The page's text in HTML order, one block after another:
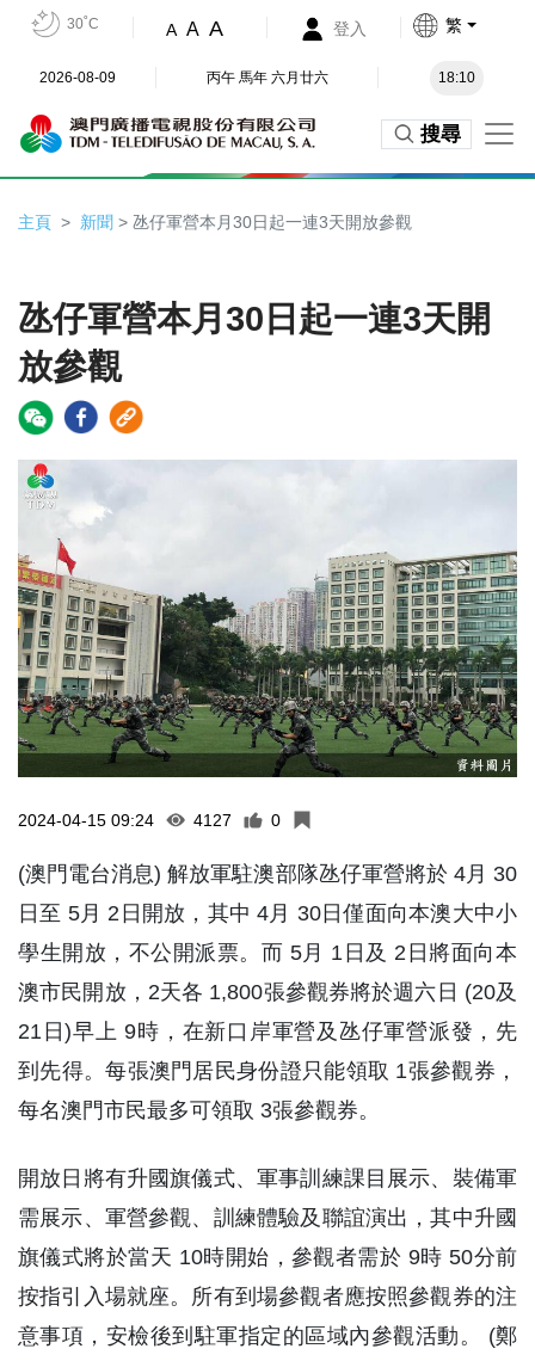
30˚C A A A 登入 繁
2026-08-09 丙午 馬年 六月廿六 18:10
搜尋
主頁 新聞 > 氹仔軍營本月30日起一連3天開放參觀
氹仔軍營本月30日起一連3天開
放參觀
2024-04-15 09:24 4127 0
(澳門電台消息) 解放軍駐澳部隊氹仔軍營將於 4月 30
日至 5月 2日開放，其中 4月 30日僅面向本澳大中小
學生開放，不公開派票。而 5月 1日及 2日將面向本
澳市民開放，2天各 1,800張參觀券將於週六日 (20及
21日)早上 9時，在新口岸軍營及氹仔軍營派發，先
到先得。每張澳門居民身份證只能領取 1張參觀券，
每名澳門市民最多可領取 3張參觀券。
開放日將有升國旗儀式、軍事訓練課目展示、裝備軍
需展示、軍營參觀、訓練體驗及聯誼演出，其中升國
旗儀式將於當天 10時開始，參觀者需於 9時 50分前
按指引入場就座。所有到場參觀者應按照參觀券的注
意事項，安檢後到駐軍指定的區域內參觀活動。 (鄭